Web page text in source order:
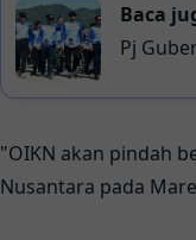
Baca
Pj
"OIKN akan pindah
Nusantara pada